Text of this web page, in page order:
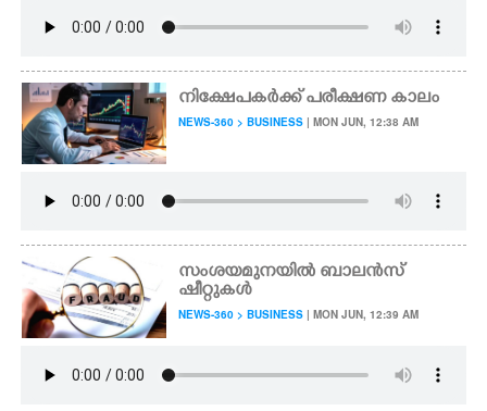
നിക്ഷേപകർക്ക് പരീക്ഷണ കാലം
NEWS-360 > BUSINESS | MON JUN, 12:38 AM
സംശയമുനയിൽ ബാലൻസ്
ഷീറ്റുകൾ
NEWS-360 > BUSINESS | MON JUN, 12:39 AM